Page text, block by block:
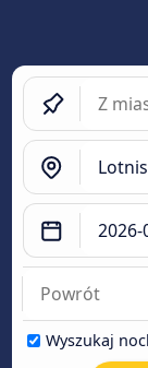
Wyszukaj